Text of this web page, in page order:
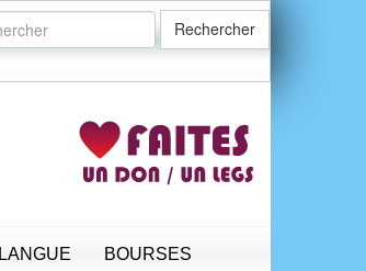
Rechercher
BOURSES